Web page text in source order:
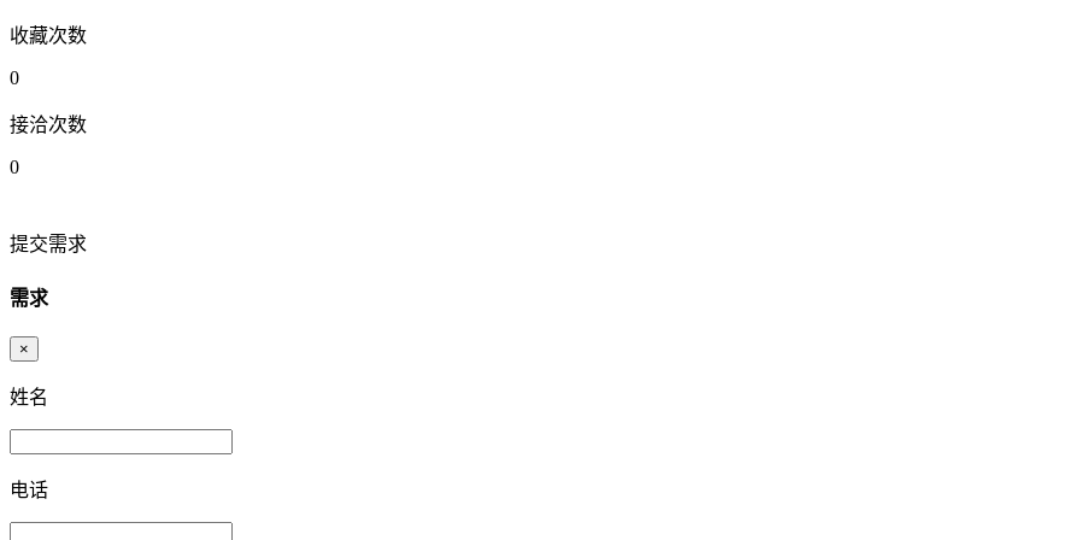
收藏次数
0
接洽次数
0
提交需求
需求
×
姓名
电话